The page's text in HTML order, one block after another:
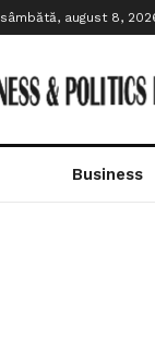
sâmbătă, august 8,
Business